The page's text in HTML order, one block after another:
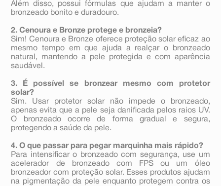
Além disso, possui fórmulas que ajudam a manter o
bronzeado bonito e duradouro.
2. Cenoura e Bronze protege e bronzeia?
Sim! Cenoura e Bronze oferece proteção solar eficaz ao
mesmo tempo em que ajuda a realçar o bronzeado
natural, mantendo a pele protegida e com aparência
saudável.
3. É possível se bronzear mesmo com protetor
solar?
Sim. Usar protetor solar não impede o bronzeado,
apenas evita que a pele seja danificada pelos raios UV.
O bronzeado ocorre de forma gradual e segura,
protegendo a saúde da pele.
4. O que passar para pegar marquinha mais rápido?
Para intensificar o bronzeado com segurança, use um
acelerador de bronzeado com FPS ou um óleo
bronzeador com proteção solar. Esses produtos ajudam
na pigmentação da pele enquanto protegem contra os